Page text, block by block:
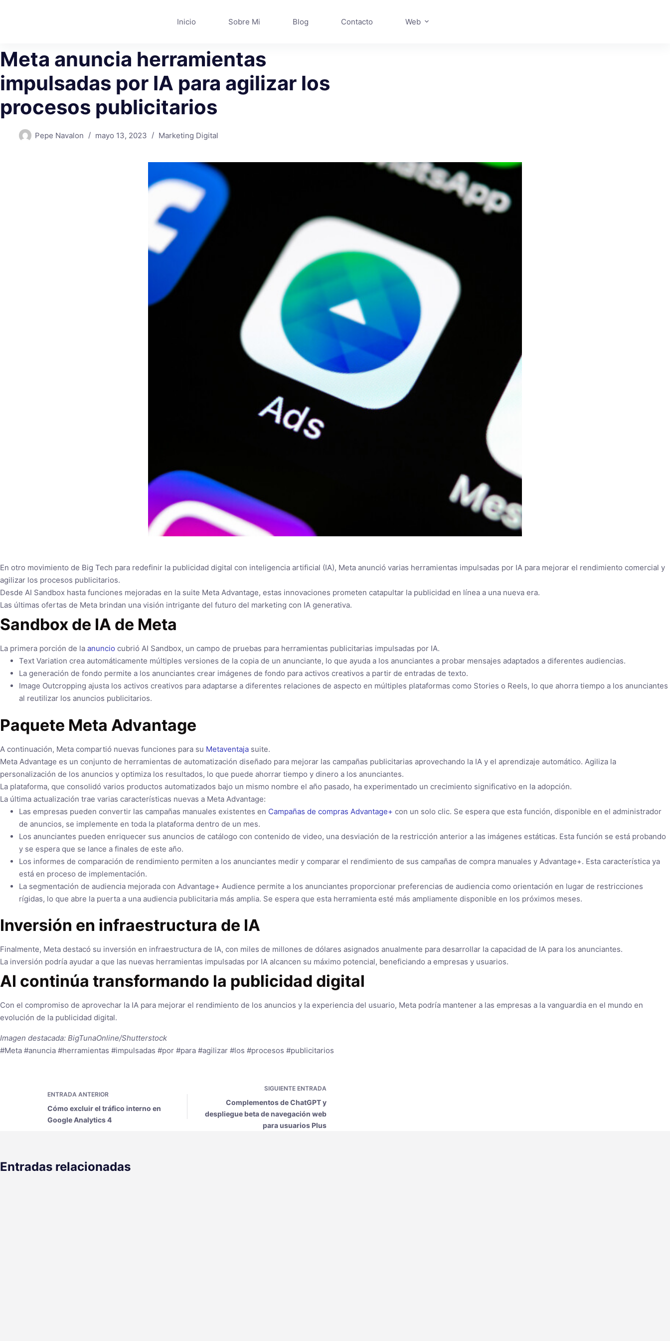
Inicio Sobre Mi Blog Contacto Web
Meta anuncia herramientas
impulsadas por IA para agilizar los
procesos publicitarios
Pepe Navalon mayo 13, 2023 Marketing Digital
En otro movimiento de Big Tech para redefinir la publicidad digital con inteligencia artificial (IA), Meta anunció varias herramientas impulsadas por IA para mejorar el rendimiento comercial y
agilizar los procesos publicitarios.
Desde AI Sandbox hasta funciones mejoradas en la suite Meta Advantage, estas innovaciones prometen catapultar la publicidad en línea a una nueva era.
Las últimas ofertas de Meta brindan una visión intrigante del futuro del marketing con IA generativa.
Sandbox de IA de Meta
La primera porción de la anuncio cubrió AI Sandbox, un campo de pruebas para herramientas publicitarias impulsadas por IA.
Text Variation crea automáticamente múltiples versiones de la copia de un anunciante, lo que ayuda a los anunciantes a probar mensajes adaptados a diferentes audiencias.
La generación de fondo permite a los anunciantes crear imágenes de fondo para activos creativos a partir de entradas de texto.
Image Outcropping ajusta los activos creativos para adaptarse a diferentes relaciones de aspecto en múltiples plataformas como Stories o Reels, lo que ahorra tiempo a los anunciantes
al reutilizar los anuncios publicitarios.
Paquete Meta Advantage
A continuación, Meta compartió nuevas funciones para su Metaventaja suite.
Meta Advantage es un conjunto de herramientas de automatización diseñado para mejorar las campañas publicitarias aprovechando la IA y el aprendizaje automático. Agiliza la
personalización de los anuncios y optimiza los resultados, lo que puede ahorrar tiempo y dinero a los anunciantes.
La plataforma, que consolidó varios productos automatizados bajo un mismo nombre el año pasado, ha experimentado un crecimiento significativo en la adopción.
La última actualización trae varias características nuevas a Meta Advantage:
Las empresas pueden convertir las campañas manuales existentes en Campañas de compras Advantage+ con un solo clic. Se espera que esta función, disponible en el administrador
de anuncios, se implemente en toda la plataforma dentro de un mes.
Los anunciantes pueden enriquecer sus anuncios de catálogo con contenido de video, una desviación de la restricción anterior a las imágenes estáticas. Esta función se está probando
y se espera que se lance a finales de este año.
Los informes de comparación de rendimiento permiten a los anunciantes medir y comparar el rendimiento de sus campañas de compra manuales y Advantage+. Esta característica ya
está en proceso de implementación.
La segmentación de audiencia mejorada con Advantage+ Audience permite a los anunciantes proporcionar preferencias de audiencia como orientación en lugar de restricciones
rígidas, lo que abre la puerta a una audiencia publicitaria más amplia. Se espera que esta herramienta esté más ampliamente disponible en los próximos meses.
Inversión en infraestructura de IA
Finalmente, Meta destacó su inversión en infraestructura de IA, con miles de millones de dólares asignados anualmente para desarrollar la capacidad de IA para los anunciantes.
La inversión podría ayudar a que las nuevas herramientas impulsadas por IA alcancen su máximo potencial, beneficiando a empresas y usuarios.
AI continúa transformando la publicidad digital
Con el compromiso de aprovechar la IA para mejorar el rendimiento de los anuncios y la experiencia del usuario, Meta podría mantener a las empresas a la vanguardia en el mundo en
evolución de la publicidad digital.
Imagen destacada: BigTunaOnline/Shutterstock
#Meta #anuncia #herramientas #impulsadas #por #para #agilizar #los #procesos #publicitarios
ENTRADA ANTERIOR
Cómo excluir el tráfico interno en
Google Analytics 4
SIGUIENTE ENTRADA
Complementos de ChatGPT y
despliegue beta de navegación web
para usuarios Plus
Entradas relacionadas